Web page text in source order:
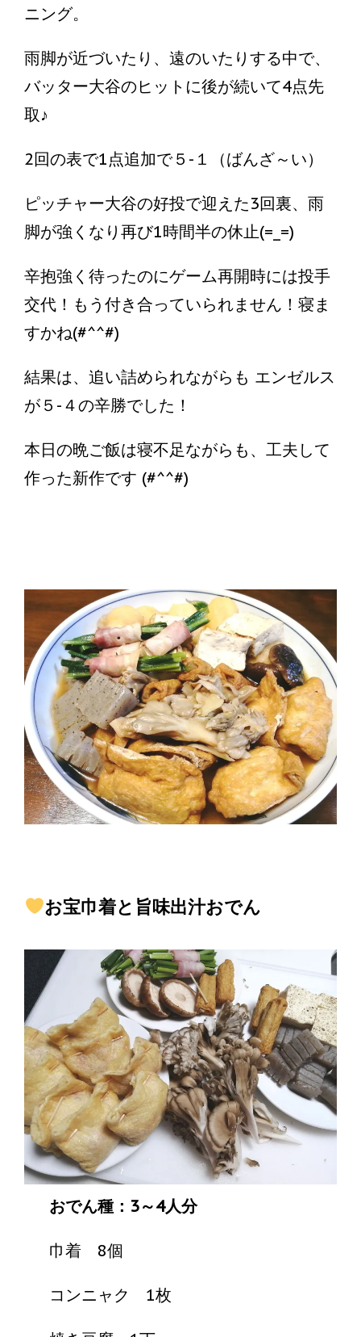
ニング。
雨脚が近づいたり、遠のいたりする中で、
バッター大谷のヒットに後が続いて4点先
取♪
2回の表で1点追加で５-１（ばんざ～い）
ピッチャー大谷の好投で迎えた3回裏、雨
脚が強くなり再び1時間半の休止(=_=)
辛抱強く待ったのにゲーム再開時には投手
交代！もう付き合っていられません！寝ま
すかね(#^^#)
結果は、追い詰められながらも エンゼルス
が５-４の辛勝でした！
本日の晩ご飯は寝不足ながらも、工夫して
作った新作です (#^^#)
お宝巾着と旨味出汁おでん
おでん種：3～4人分
巾着 8個
コンニャク 1枚